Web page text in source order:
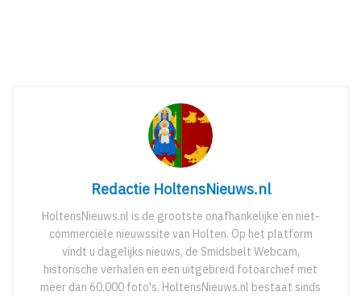
Redactie HoltensNieuws.nl
HoltensNieuws.nl is de grootste onafhankelijke en niet-
commerciële nieuwssite van Holten. Op het platform
vindt u dagelijks nieuws, de Smidsbelt Webcam,
historische verhalen en een uitgebreid fotoarchief met
meer dan 60.000 foto's. HoltensNieuws.nl bestaat sinds